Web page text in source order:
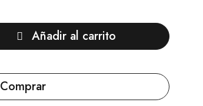
Añadir al carrito
Comprar